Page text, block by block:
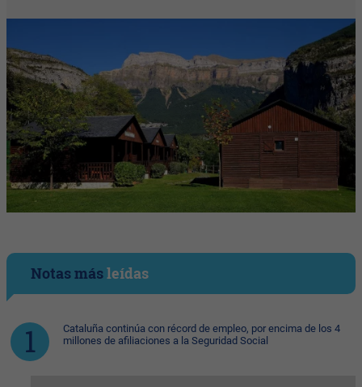
Notas másleídas
Cataluña continúa con récord de empleo, por encima de los 4
millones de afiliaciones a la Seguridad Social